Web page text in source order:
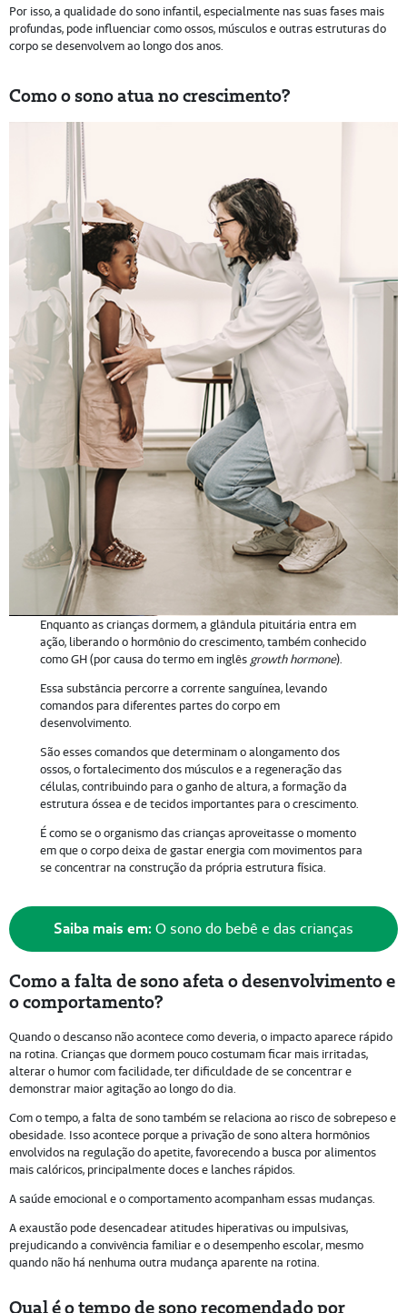
Por isso, a qualidade do sono infantil, especialmente nas suas fases mais
profundas, pode influenciar como ossos, músculos e outras estruturas do
corpo se desenvolvem ao longo dos anos.
Como o sono atua no crescimento?
Enquanto as crianças dormem, a glândula pituitária entra em
ação, liberando o hormônio do crescimento, também conhecido
como GH (por causa do termo em inglês growth hormone).
Essa substância percorre a corrente sanguínea, levando
comandos para diferentes partes do corpo em
desenvolvimento.
São esses comandos que determinam o alongamento dos
ossos, o fortalecimento dos músculos e a regeneração das
células, contribuindo para o ganho de altura, a formação da
estrutura óssea e de tecidos importantes para o crescimento.
É como se o organismo das crianças aproveitasse o momento
em que o corpo deixa de gastar energia com movimentos para
se concentrar na construção da própria estrutura física.
Saiba mais em: O sono do bebê e das crianças
Como a falta de sono afeta o desenvolvimento e
o comportamento?
Quando o descanso não acontece como deveria, o impacto aparece rápido
na rotina. Crianças que dormem pouco costumam ficar mais irritadas,
alterar o humor com facilidade, ter dificuldade de se concentrar e
demonstrar maior agitação ao longo do dia.
Com o tempo, a falta de sono também se relaciona ao risco de sobrepeso e
obesidade. Isso acontece porque a privação de sono altera hormônios
envolvidos na regulação do apetite, favorecendo a busca por alimentos
mais calóricos, principalmente doces e lanches rápidos.
A saúde emocional e o comportamento acompanham essas mudanças.
A exaustão pode desencadear atitudes hiperativas ou impulsivas,
prejudicando a convivência familiar e o desempenho escolar, mesmo
quando não há nenhuma outra mudança aparente na rotina.
Qual é o tempo de sono recomendado por